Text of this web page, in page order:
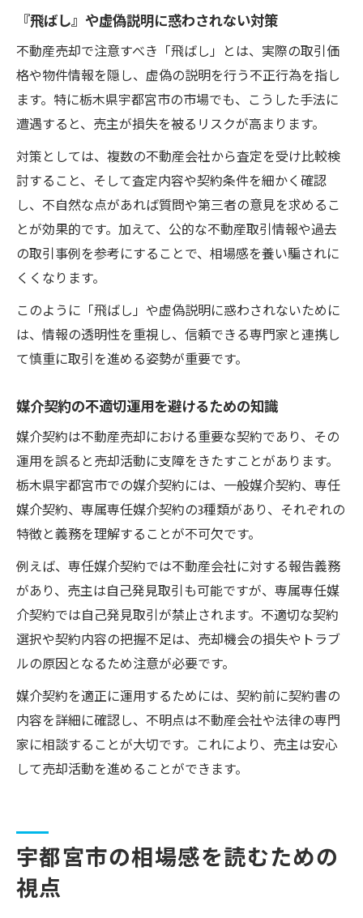
『飛ばし』や虚偽説明に惑わされない対策
不動産売却で注意すべき「飛ばし」とは、実際の取引価
格や物件情報を隠し、虚偽の説明を行う不正行為を指し
ます。特に栃木県宇都宮市の市場でも、こうした手法に
遭遇すると、売主が損失を被るリスクが高まります。
対策としては、複数の不動産会社から査定を受け比較検
討すること、そして査定内容や契約条件を細かく確認
し、不自然な点があれば質問や第三者の意見を求めるこ
とが効果的です。加えて、公的な不動産取引情報や過去
の取引事例を参考にすることで、相場感を養い騙されに
くくなります。
このように「飛ばし」や虚偽説明に惑わされないために
は、情報の透明性を重視し、信頼できる専門家と連携し
て慎重に取引を進める姿勢が重要です。
媒介契約の不適切運用を避けるための知識
媒介契約は不動産売却における重要な契約であり、その
運用を誤ると売却活動に支障をきたすことがあります。
栃木県宇都宮市での媒介契約には、一般媒介契約、専任
媒介契約、専属専任媒介契約の3種類があり、それぞれの
特徴と義務を理解することが不可欠です。
例えば、専任媒介契約では不動産会社に対する報告義務
があり、売主は自己発見取引も可能ですが、専属専任媒
介契約では自己発見取引が禁止されます。不適切な契約
選択や契約内容の把握不足は、売却機会の損失やトラブ
ルの原因となるため注意が必要です。
媒介契約を適正に運用するためには、契約前に契約書の
内容を詳細に確認し、不明点は不動産会社や法律の専門
家に相談することが大切です。これにより、売主は安心
して売却活動を進めることができます。
宇都宮市の相場感を読むための
視点